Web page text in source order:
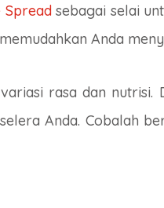
Spreadsebagai selai
Anda
rasa dan nutrisi.
Anda. Cobalah